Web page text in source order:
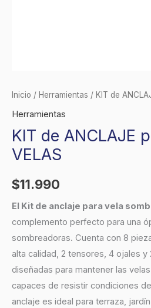
Inicio / Herramientas / KIT de
Herramientas
KIT de ANCLAJE
VELAS
$11.990
El Kit de anclaje para vela
complemento perfecto para una
sombreadoras. Cuenta con 8
alta calidad, 2 tensores, 4 ojales
diseñadas para mantener las
capaces de resistir condiciones
anclaje es ideal para terraza,